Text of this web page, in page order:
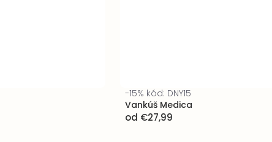
-15% kód: DNY15
Vankúš Medica
od €27,99